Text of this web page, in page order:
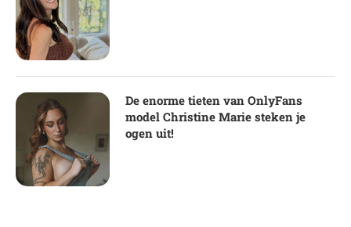
De enorme tieten van OnlyFans
model Christine Marie steken je
ogen uit!